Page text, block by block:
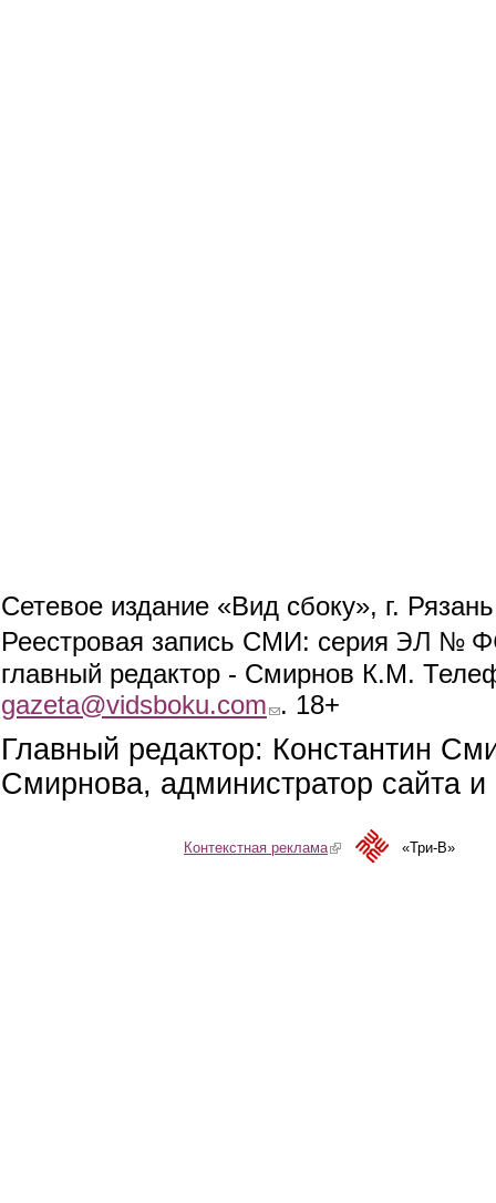
Сетевое издание «Вид сбоку», г.
Реестровая запись СМИ: серия ЭЛ №
главный редактор - Смирнов К.М.
gazeta@vidsboku.com (link sends e-mail)
. 18+
Главный редактор: Константин
Смирнова, администратор сайта
Контекстная реклама(link is external)«Три-В»